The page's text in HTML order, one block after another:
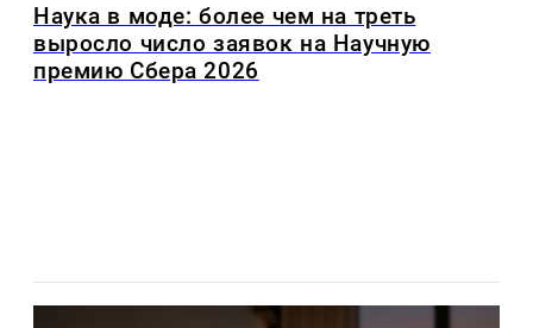
Наука в моде: более чем на треть
выросло число заявок на Научную
премию Сбера 2026